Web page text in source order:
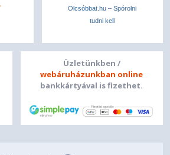
Olcsóbbat.hu – Spórolni
tudni kell
Üzletünkben /
webáruházunkban online
bankkártyával is fizethet.